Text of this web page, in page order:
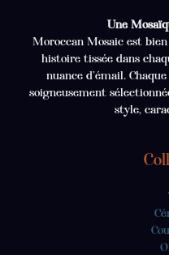
Une
Moroccan Mosaic est
histoire tissée dans
nuance d’émail.
soigneusement
style,